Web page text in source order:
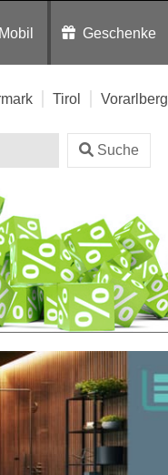
Geschenke
Tirol Vorarlberg
Suche